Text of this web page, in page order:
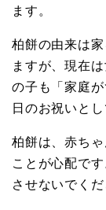
ます。
柏餅の由来は
ますが、現在
の子も「家庭
日のお祝いと
柏餅は、赤ち
ことが心配で
させないでくだ